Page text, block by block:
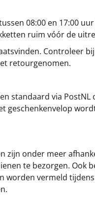
08:00 en 17:00
ruim vóór de
Controleer
retourgenomen.
standaard via PostNL
zijn onder meer
te bezorgen.
vermeld